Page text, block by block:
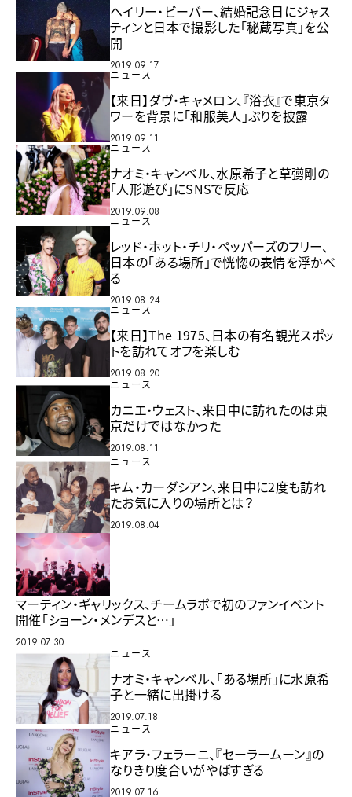
ヘイリー・ビーバー、結婚記念日にジャス
ティンと日本で撮影した「秘蔵写真」を公
開
2019.09.17
ニュース
【来日】ダヴ・キャメロン、『浴衣』で東京タ
ワーを背景に「和服美人」ぶりを披露
2019.09.11
ニュース
ナオミ・キャンベル、水原希子と草彅剛の
「人形遊び」にSNSで反応
2019.09.08
ニュース
レッド・ホット・チリ・ペッパーズのフリー、
日本の「ある場所」で恍惚の表情を浮かべ
る
2019.08.24
ニュース
【来日】The 1975、日本の有名観光スポッ
トを訪れてオフを楽しむ
2019.08.20
ニュース
カニエ・ウェスト、来日中に訪れたのは東
京だけではなかった
2019.08.11
ニュース
キム・カーダシアン、来日中に2度も訪れ
たお気に入りの場所とは？
2019.08.04
マーティン・ギャリックス、チームラボで初のファンイベント
開催「ショーン・メンデスと…」
2019.07.30
ニュース
ナオミ・キャンベル、「ある場所」に水原希
子と一緒に出掛ける
2019.07.18
ニュース
キアラ・フェラーニ、『セーラームーン』の
なりきり度合いがやばすぎる
2019.07.16